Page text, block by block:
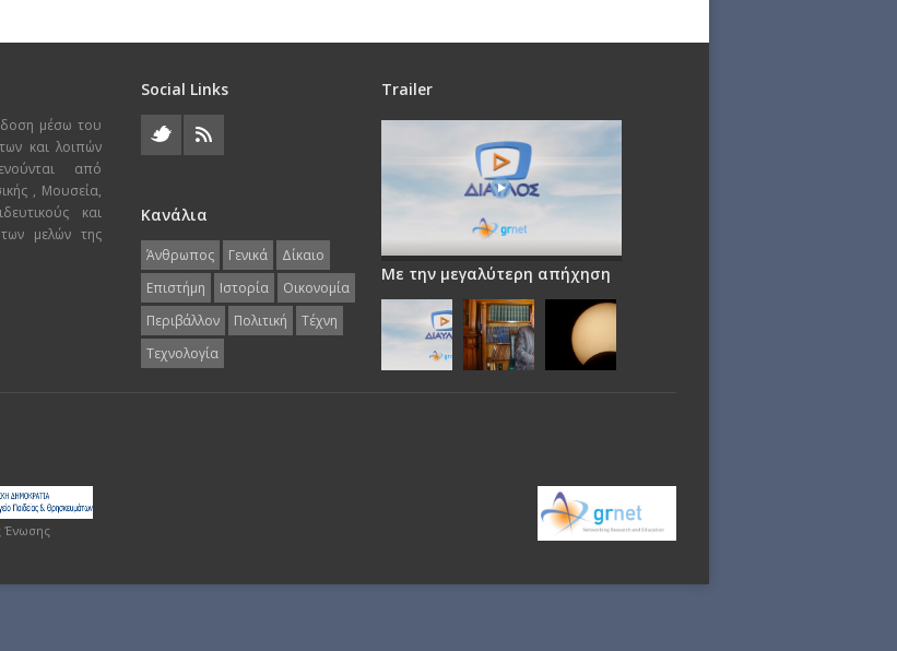
μέσω του
και λοιπών
από
, Μουσεία,
και
μελών της
Social Links
Κανάλια
Άνθρωπος Γενικά
Δίκαιο
Επιστήμη
Ιστορία
Οικονομία
Περιβάλλον
Πολιτική
Τέχνη
Τεχνολογία
Trailer
Με την μεγαλύτερη απήχηση
Ένωσης